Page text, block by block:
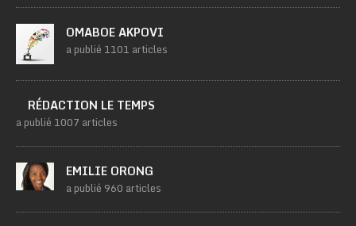
OMABOE AKPOVI
a publié 1101 articles
RÉDACTION LE TEMPS
a publié 1007 articles
EMILIE ORONG
a publié 960 articles